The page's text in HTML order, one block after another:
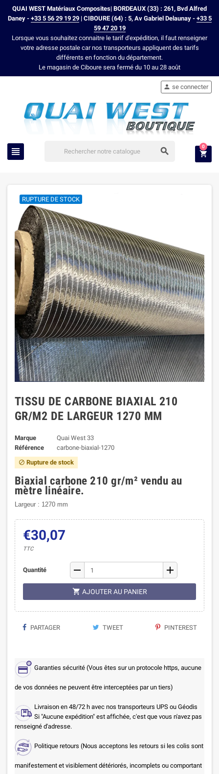
QUAI WEST Matériaux Composites| BORDEAUX (33) : 261, Bvd Alfred
Daney - +33 5 56 29 19 29| CIBOURE (64) : 5, Av Gabriel Delaunay - +33 5
59 47 20 19
Lorsque vous souhaitez connaitre le tarif d'expédition, il faut renseigner
votre adresse postale car nos transporteurs appliquent des tarifs
différents en fonction du département.
Le magasin de Ciboure sera fermé du 10 au 28 août
 
 se connecter

0
RUPTURE DE STOCK
TISSU DE CARBONE BIAXIAL 210
GR/M2 DE LARGEUR 1270 MM
Marque
Quai West 33
Référence
carbone-biaxial-1270
 Rupture de stock
Biaxial carbone 210 gr/m² vendu au
mètre linéaire.
Largeur : 1270 mm
€30,07
TTC
Quantité remove add
 AJOUTER AU PANIER
PARTAGER TWEET PINTEREST
Garanties sécurité (Vous êtes sur un protocole https, aucune
de vos données ne peuvent être interceptées par un tiers)
Livraison en 48/72 h avec nos transporteurs UPS ou Géodis
Si "Aucune expédition" est affichée, c'est que vous n'avez pas
renseigné d'adresse.
Politique retours (Nous acceptons les retours si les colis sont
manifestement et visiblement détériorés, incomplets ou comportant